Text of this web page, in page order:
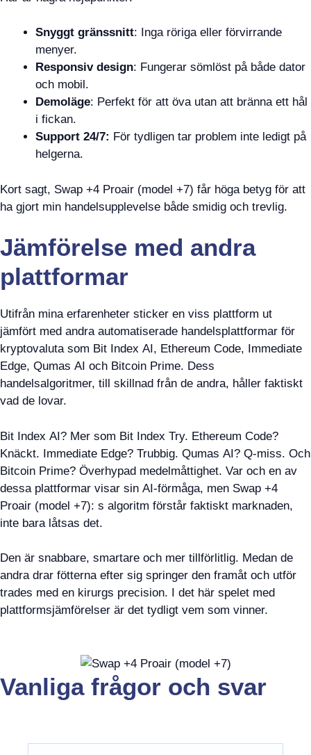
Snyggt gränssnitt: Inga röriga eller förvirrande
menyer.
Responsiv design: Fungerar sömlöst på både dator
och mobil.
Demoläge: Perfekt för att öva utan att bränna ett hål
i fickan.
Support 24/7: För tydligen tar problem inte ledigt på
helgerna.
Kort sagt, Swap +4 Proair (model +7) får höga betyg för att
ha gjort min handelsupplevelse både smidig och trevlig.
Jämförelse med andra
plattformar
Utifrån mina erfarenheter sticker en viss plattform ut
jämfört med andra automatiserade handelsplattformar för
kryptovaluta som Bit Index AI, Ethereum Code, Immediate
Edge, Qumas AI och Bitcoin Prime. Dess
handelsalgoritmer, till skillnad från de andra, håller faktiskt
vad de lovar.
Bit Index AI? Mer som Bit Index Try. Ethereum Code?
Knäckt. Immediate Edge? Trubbig. Qumas AI? Q-miss. Och
Bitcoin Prime? Överhypad medelmåttighet. Var och en av
dessa plattformar visar sin AI-förmåga, men Swap +4
Proair (model +7): s algoritm förstår faktiskt marknaden,
inte bara låtsas det.
Den är snabbare, smartare och mer tillförlitlig. Medan de
andra drar fötterna efter sig springer den framåt och utför
trades med en kirurgs precision. I det här spelet med
plattformsjämförelser är det tydligt vem som vinner.
Vanliga frågor och svar